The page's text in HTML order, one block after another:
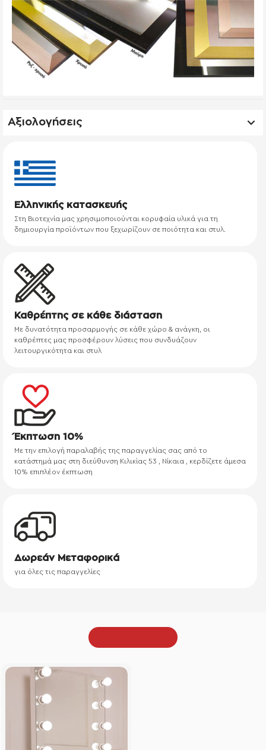
Αξιολογήσεις
Ελληνικής κατασκευής
Στη Βιοτεχνία μας χρησιμοποιούνται κορυφαία υλικά για τη
δημιουργία προϊόντων που ξεχωρίζουν σε ποιότητα και στυλ.
Καθρέπτης σε κάθε διάσταση
Με δυνατότητα προσαρμογής σε κάθε χώρο & ανάγκη, οι
καθρέπτες μας προσφέρουν λύσεις που συνδυάζουν
λειτουργικότητα και στυλ
Έκπτωση 10%
Με την επιλογή παραλαβής της παραγγελίας σας από το
κατάστημά μας στη διεύθυνση Κιλικίας 53 , Νίκαια , κερδίζετε άμεσα
10% επιπλέον έκπτωση
Δωρεάν Μεταφορικά
για όλες τις παραγγελίες